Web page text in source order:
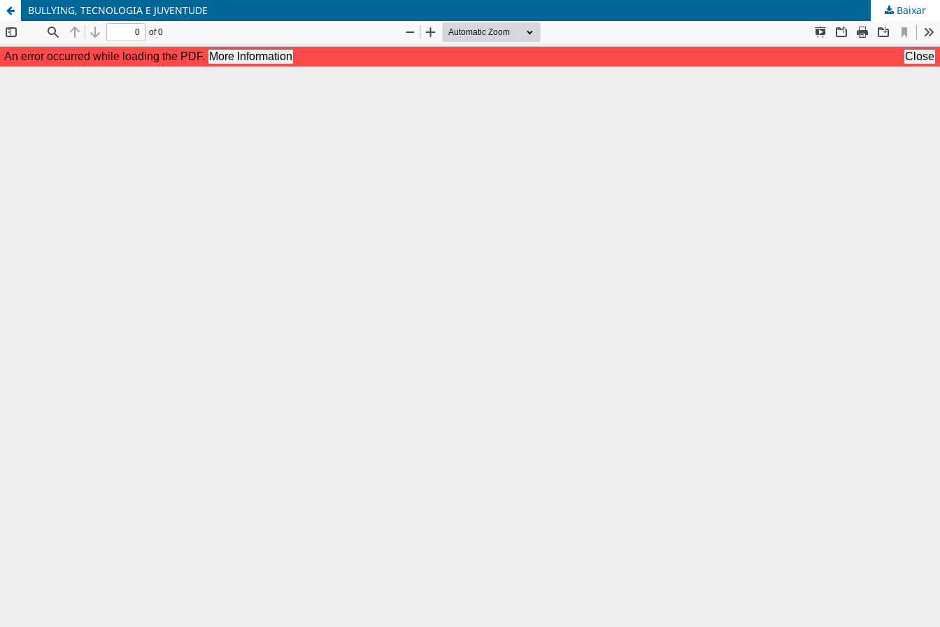
BULLYING, TECNOLOGIA E JUVENTUDE Baixar